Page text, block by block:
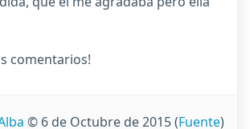
comentarios!
© 6 de Octubre de 2015(Fuente)